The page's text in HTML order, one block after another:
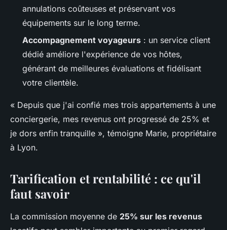
annulations coûteuses et préservant vos
équipements sur le long terme.
Accompagnement voyageurs : un service client
dédié améliore l'expérience de vos hôtes,
générant de meilleures évaluations et fidélisant
votre clientèle.
« Depuis que j'ai confié mes trois appartements à une
conciergerie, mes revenus ont progressé de 25% et
je dors enfin tranquille », témoigne Marie, propriétaire
à Lyon.
Tarification et rentabilité : ce qu'il
faut savoir
La commission moyenne de 25% sur les revenus